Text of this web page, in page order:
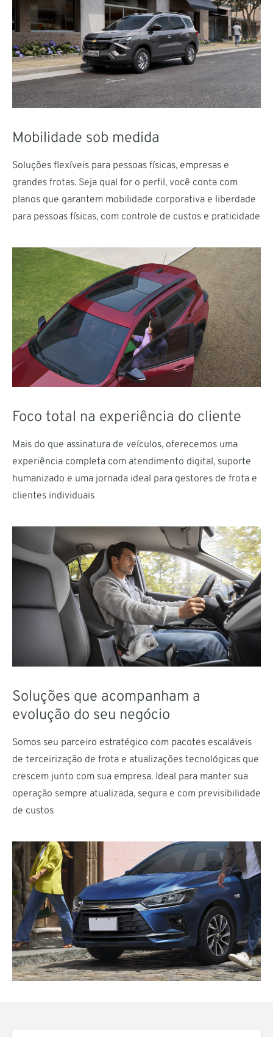
Mobilidade sob medida
Soluções flexíveis para pessoas físicas, empresas e
grandes frotas. Seja qual for o perfil, você conta com
planos que garantem mobilidade corporativa e liberdade
para pessoas físicas, com controle de custos e praticidade
Foco total na experiência do cliente
Mais do que assinatura de veículos, oferecemos uma
experiência completa com atendimento digital, suporte
humanizado e uma jornada ideal para gestores de frota e
clientes individuais
Soluções que acompanham a
evolução do seu negócio
Somos seu parceiro estratégico com pacotes escaláveis
de terceirização de frota e atualizações tecnológicas que
crescem junto com sua empresa. Ideal para manter sua
operação sempre atualizada, segura e com previsibilidade
de custos